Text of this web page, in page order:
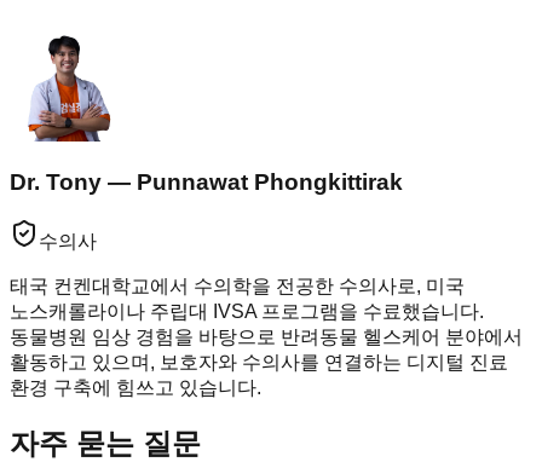
Dr. Tony — Punnawat Phongkittirak
수의사
태국 컨켄대학교에서 수의학을 전공한 수의사로, 미국
노스캐롤라이나 주립대 IVSA 프로그램을 수료했습니다.
동물병원 임상 경험을 바탕으로 반려동물 헬스케어 분야에서
활동하고 있으며, 보호자와 수의사를 연결하는 디지털 진료
환경 구축에 힘쓰고 있습니다.
자주 묻는 질문